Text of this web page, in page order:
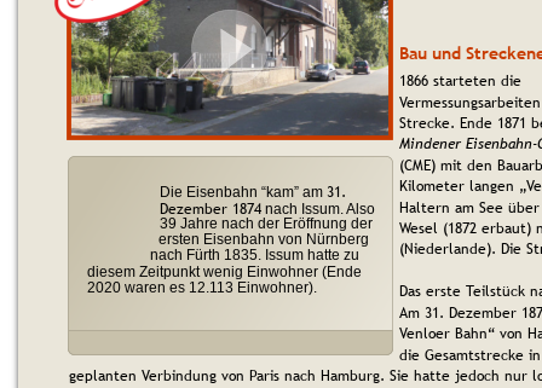
Bau und
1866 starteten die
Strecke. Ende 1871
Mindener
(CME) mit den
Kilometer langen
Haltern am See
Wesel (1872 erbaut)
(Niederlande). Die
Das erste Teilstück
Am 31. Dezember
Venloer Bahn“ von
die Gesamtstrecke
geplanten Verbindung von Paris nach Hamburg. Sie hatte jedoch nur
Die Eisenbahn “kam” am 31.
Dezember 1874 nach Issum. Also
39 Jahre nach der Eröffnung der
ersten Eisenbahn von Nürnberg
nach Fürth 1835. Issum hatte zu
diesem Zeitpunkt wenig Einwohner (Ende
2020 waren es 12.113 Einwohner).